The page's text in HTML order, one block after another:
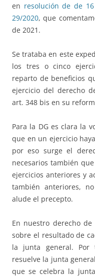
en resolución de de
29/2020, que
de 2021.
Se trataba en este
los tres o cinco
reparto de beneficios
ejercicio del derecho
art. 348 bis en su
Para la DG es clara la
que en un ejercicio
por eso surge el
necesarios también
ejercicios anteriores y
también anteriores,
alude el precepto.
En nuestro derecho
sobre el resultado de
la junta general. Por
resuelve la junta
que se celebra la